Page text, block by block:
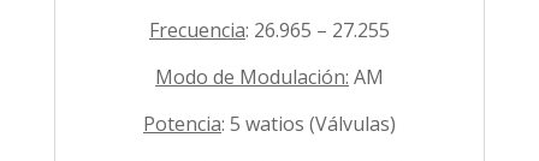
Frecuencia: 26.965 – 27.255
Modo de Modulación: AM
Potencia: 5 watios (Válvulas)